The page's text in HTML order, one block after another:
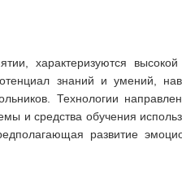
характеризуются
знаний и умений,
Технологии
и средства обучения
развитие